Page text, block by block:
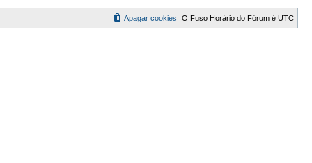
O Fuso Horário do Fórum é UTC
Apagar cookies